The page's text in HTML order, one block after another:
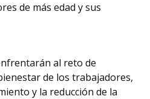
de más edad y sus
al reto de
de los trabajadores,
y la reducción de la